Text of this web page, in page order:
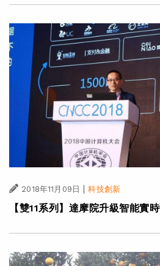
2018年11月09日 | 科技創新
【雙11系列】達摩院升級智能實